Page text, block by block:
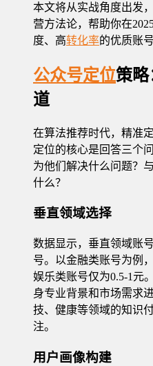
本文将从实战角度出发
营方法论，帮助你在
度、高转化率的优质账号
公众号定位策略
道
在算法推荐时代，精准
定位的核心是回答三个
为他们解决什么问题？
什么？
垂直领域选择
数据显示，垂直领域账
号。以金融类账号为例
娱乐类账号仅为0.5-1元
身专业背景和市场需求
技、健康等领域的知识
注。
用户画像构建